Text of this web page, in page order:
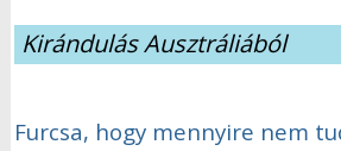
Kirándulás Ausztráliából
Furcsa, hogy mennyire nem